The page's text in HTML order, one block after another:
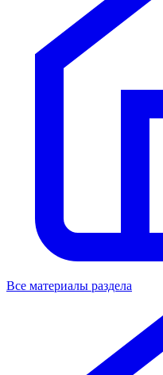
Все материалы раздела